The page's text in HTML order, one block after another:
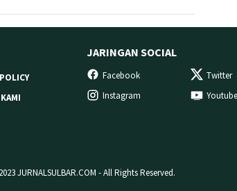
JARINGAN SOCIAL
Facebook Twitter
Instagram
Youtube
JURNALSULBAR.COM - All Rights Reserved.